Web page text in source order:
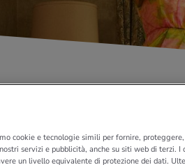
con il
cookie e tecnologie simili per fornire,
servizi e pubblicità, anche su siti web di terzi. I
un livello equivalente di protezione dei dati.